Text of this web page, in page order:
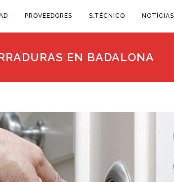
PROVEEDORES S.TÉCNICO NOTÍCIAS
EN BADALONA